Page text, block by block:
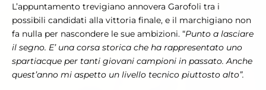
L’appuntamento trevigiano annovera Garofoli tra i
possibili candidati alla vittoria finale, e il marchigiano non
fa nulla per nascondere le sue ambizioni. “Punto a lasciare
il segno. E’ una corsa storica che ha rappresentato uno
spartiacque per tanti giovani campioni in passato. Anche
quest’anno mi aspetto un livello tecnico piuttosto alto”.